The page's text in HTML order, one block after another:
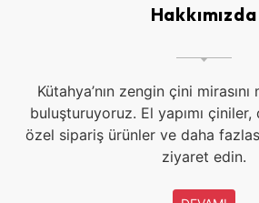
Hakkımızda
Kütahya’nın zengin çini
buluşturuyoruz. El yapımı
özel sipariş ürünler ve daha
ziyaret edin.